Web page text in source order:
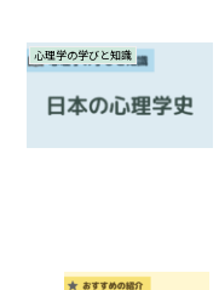
心理学の学びと知識